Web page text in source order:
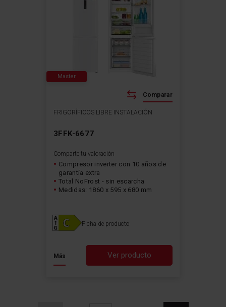
FRIGORÍFICOS LIBRE INSTALACIÓN
3FFK-6677
Ver producto
Más
Comparte tu valoración
Compresor inverter con 10 años de
garantía extra
Total NoFrost - sin escarcha
Medidas: 1860 x 595 x 680 mm
Ficha de producto
Comparar
Master